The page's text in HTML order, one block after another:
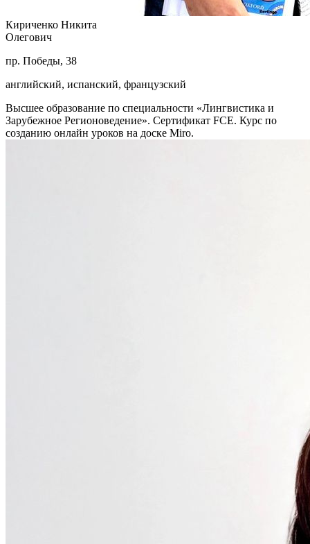
Кириченко Никита
Олегович
пр. Победы, 38
английский, испанский, французский
Высшее образование по специальности «Лингвистика и
Зарубежное Регионоведение». Сертификат FCE. Курс по
созданию онлайн уроков на доске Miro.